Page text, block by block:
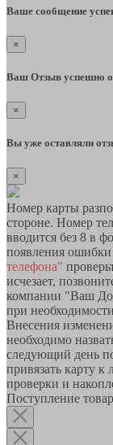
Ваше сообщение
×
Ваш Отзыв успешно
×
Вы уже оставляли
×
Номер карты
стороне. Номер
вводится без 8 в
появления ошибки
телефона"
исчезает,
компании "Ваш
при
Внесения
необходимо
следующий день
привязать карту
проверки и
Поступление